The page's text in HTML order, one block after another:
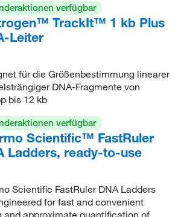
verfügbar
TrackIt™ 1 kb Plus
Leiter
für die Größenbestimmung linearer
DNA-Fragmente von
bis 12 kb
verfügbar
Scientific™ FastRuler
Ladders, ready-to-use
Scientific FastRuler DNA Ladders
for fast and convenient
and approximate quantification of